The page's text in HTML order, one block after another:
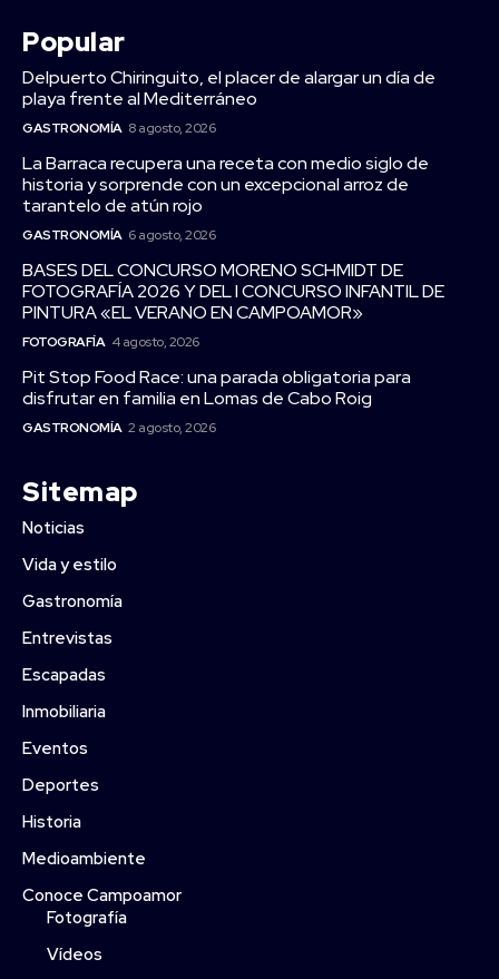
Popular
Delpuerto Chiringuito, el placer de alargar un día de
playa frente al Mediterráneo
GASTRONOMÍA 8 agosto, 2026
La Barraca recupera una receta con medio siglo de
historia y sorprende con un excepcional arroz de
tarantelo de atún rojo
GASTRONOMÍA 6 agosto, 2026
BASES DEL CONCURSO MORENO SCHMIDT DE
FOTOGRAFÍA 2026 Y DEL I CONCURSO INFANTIL DE
PINTURA «EL VERANO EN CAMPOAMOR»
FOTOGRAFÍA 4 agosto, 2026
Pit Stop Food Race: una parada obligatoria para
disfrutar en familia en Lomas de Cabo Roig
GASTRONOMÍA 2 agosto, 2026
Sitemap
Noticias
Vida y estilo
Gastronomía
Entrevistas
Escapadas
Inmobiliaria
Eventos
Deportes
Historia
Medioambiente
Conoce Campoamor
Fotografía
Vídeos